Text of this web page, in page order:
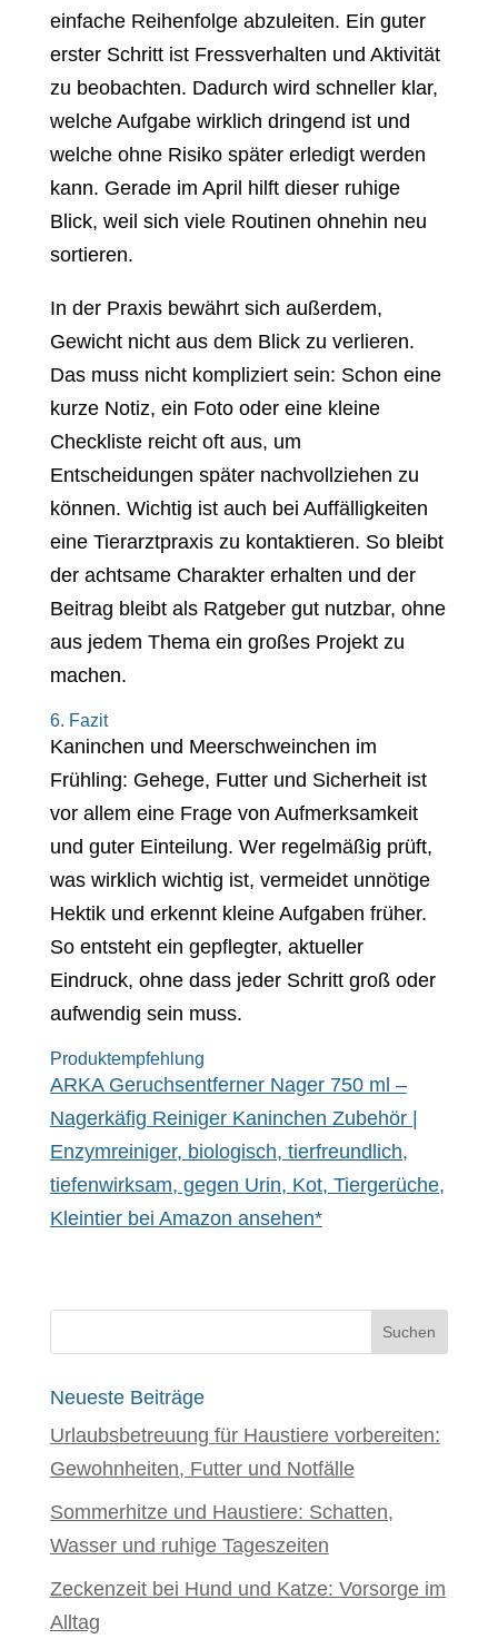
einfache Reihenfolge abzuleiten. Ein guter
erster Schritt ist Fressverhalten und Aktivität
zu beobachten. Dadurch wird schneller klar,
welche Aufgabe wirklich dringend ist und
welche ohne Risiko später erledigt werden
kann. Gerade im April hilft dieser ruhige
Blick, weil sich viele Routinen ohnehin neu
sortieren.
In der Praxis bewährt sich außerdem,
Gewicht nicht aus dem Blick zu verlieren.
Das muss nicht kompliziert sein: Schon eine
kurze Notiz, ein Foto oder eine kleine
Checkliste reicht oft aus, um
Entscheidungen später nachvollziehen zu
können. Wichtig ist auch bei Auffälligkeiten
eine Tierarztpraxis zu kontaktieren. So bleibt
der achtsame Charakter erhalten und der
Beitrag bleibt als Ratgeber gut nutzbar, ohne
aus jedem Thema ein großes Projekt zu
machen.
6. Fazit
Kaninchen und Meerschweinchen im
Frühling: Gehege, Futter und Sicherheit ist
vor allem eine Frage von Aufmerksamkeit
und guter Einteilung. Wer regelmäßig prüft,
was wirklich wichtig ist, vermeidet unnötige
Hektik und erkennt kleine Aufgaben früher.
So entsteht ein gepflegter, aktueller
Eindruck, ohne dass jeder Schritt groß oder
aufwendig sein muss.
Produktempfehlung
ARKA Geruchsentferner Nager 750 ml –
Nagerkäfig Reiniger Kaninchen Zubehör |
Enzymreiniger, biologisch, tierfreundlich,
tiefenwirksam, gegen Urin, Kot, Tiergerüche,
Kleintier bei Amazon ansehen*
Neueste Beiträge
Urlaubsbetreuung für Haustiere vorbereiten:
Gewohnheiten, Futter und Notfälle
Sommerhitze und Haustiere: Schatten,
Wasser und ruhige Tageszeiten
Zeckenzeit bei Hund und Katze: Vorsorge im
Alltag